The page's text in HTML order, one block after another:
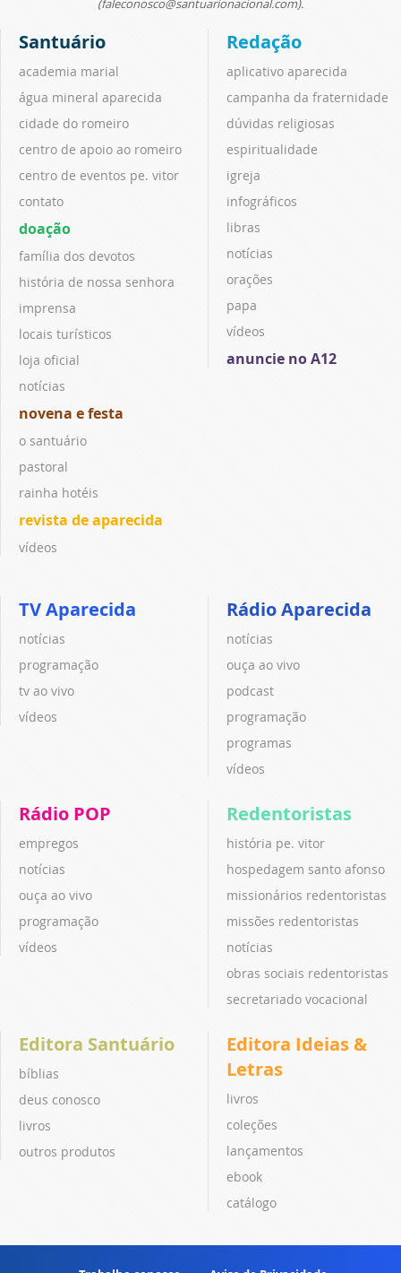
(faleconosco@santuarionacional.com).
Santuário
academia marial
água mineral aparecida
cidade do romeiro
centro de apoio ao romeiro
centro de eventos pe. vitor
contato
doação
família dos devotos
história de nossa senhora
imprensa
locais turísticos
loja oficial
notícias
novena e festa
o santuário
pastoral
rainha hotéis
revista de aparecida
vídeos
Redação
aplicativo aparecida
campanha da fraternidade
dúvidas religiosas
espiritualidade
igreja
infográficos
libras
notícias
orações
papa
vídeos
anuncie no A12
TV Aparecida
notícias
programação
tv ao vivo
vídeos
Rádio Aparecida
notícias
ouça ao vivo
podcast
programação
programas
vídeos
Rádio POP
empregos
notícias
ouça ao vivo
programação
vídeos
Redentoristas
história pe. vitor
hospedagem santo afonso
missionários redentoristas
missões redentoristas
notícias
obras sociais redentoristas
secretariado vocacional
Editora Santuário
bíblias
deus conosco
livros
outros produtos
Editora Ideias &
Letras
livros
coleções
lançamentos
ebook
catálogo